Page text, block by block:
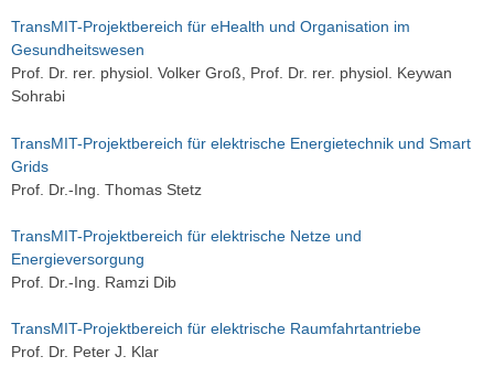
TransMIT-Projektbereich für eHealth und Organisation im
Gesundheitswesen
Prof. Dr. rer. physiol. Volker Groß, Prof. Dr. rer. physiol. Keywan
Sohrabi
TransMIT-Projektbereich für elektrische Energietechnik und Smart
Grids
Prof. Dr.-Ing. Thomas Stetz
TransMIT-Projektbereich für elektrische Netze und
Energieversorgung
Prof. Dr.-Ing. Ramzi Dib
TransMIT-Projektbereich für elektrische Raumfahrtantriebe
Prof. Dr. Peter J. Klar